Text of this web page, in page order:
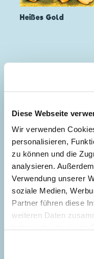
Diese Webseite
Wir verwenden
personalisieren,
zu können und die
analysieren.
Verwendung unserer
soziale Medien,
Partner führen diese
weiteren Daten
geben, können Sie
Heißes Gold